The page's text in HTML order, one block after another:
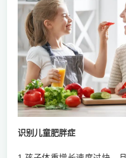
识别儿童肥胖症